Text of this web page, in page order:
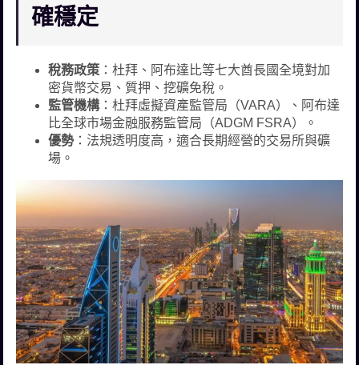
確穩定
稅務政策 ：杜拜、阿布達比等七大酋長國全境對加
密貨幣交易、質押、挖礦免稅。
監管機構：杜拜虛擬資產監管局（VARA）、阿布達
比全球市場金融服務監管局（ADGM FSRA）。
優勢：法規透明度高，適合長期經營的交易所與礦
場。